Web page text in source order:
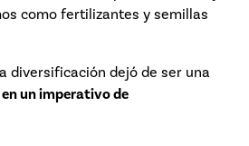
como fertilizantes y semillas
diversificación dejó de ser una
un imperativo de